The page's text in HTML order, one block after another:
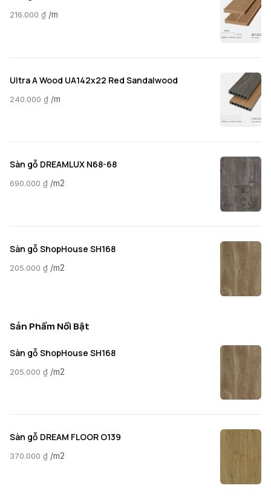
216.000 ₫ /m
Ultra A Wood UA142x22 Red Sandalwood
240.000 ₫ /m
Sàn gỗ DREAMLUX N68-68
690.000 ₫ /m2
Sàn gỗ ShopHouse SH168
205.000 ₫ /m2
Sản Phẩm Nổi Bật
Sàn gỗ ShopHouse SH168
205.000 ₫ /m2
Sàn gỗ DREAM FLOOR O139
370.000 ₫ /m2